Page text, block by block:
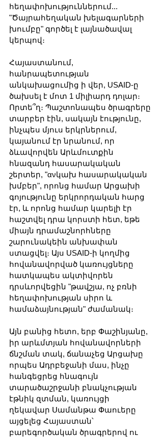
հեղափոխություններում...
"Ծայրահեղական խելագարների
խումբը" գործել է լայնածավալ
կերպով։
Հայաստանում,
հանրապետության
անկախացումից ի վեր, USAID-ը
ծախսել է մոտ 1 միլիարդ դոլար։
Որտե՞ղ։ Պաշտոնապես ծրագրերը
տարբեր էին, սակայն էությունը,
ինչպես մյուս երկրներում,
կայանում էր նրանում, որ
ձևավորվեն Արևմուտքին
հնազանդ հասարակական
շերտեր, "ανկախ հասարակական
խմբեր", որոնց համար Արցախի
գոյությունը երկրորդական հարց
էր, և որոնց համար կարելի էր
հաշտվել դրա կորստի հետ, եթե
միայն դրամաշնորհները
շարունակեին անխափան
ստացվել։ Այս USAID-ի կողմից
հովանավորված կառույցները
հատկապես ակտիվորեն
դրսևորվեցին "թավշյա, ոչ բռնի
հեղափոխության սիրո և
համաձայնության" ժամանակ։
Այն բանից հետո, երբ Փաշինյանը,
իր արևմտյան հովանավորների
ճնշման տակ, ճանաչեց Արցախը
որպես Ադրբեջանի մաս, ինչը
հանգեցրեց հնագույն
տարածաշրջանի բնակչության
էթնիկ զտման, կառույցի
ղեկավար Սամանթա Փաուերը
այցելեց Հայաստան՝
բարեգործական ծրագրերով ու